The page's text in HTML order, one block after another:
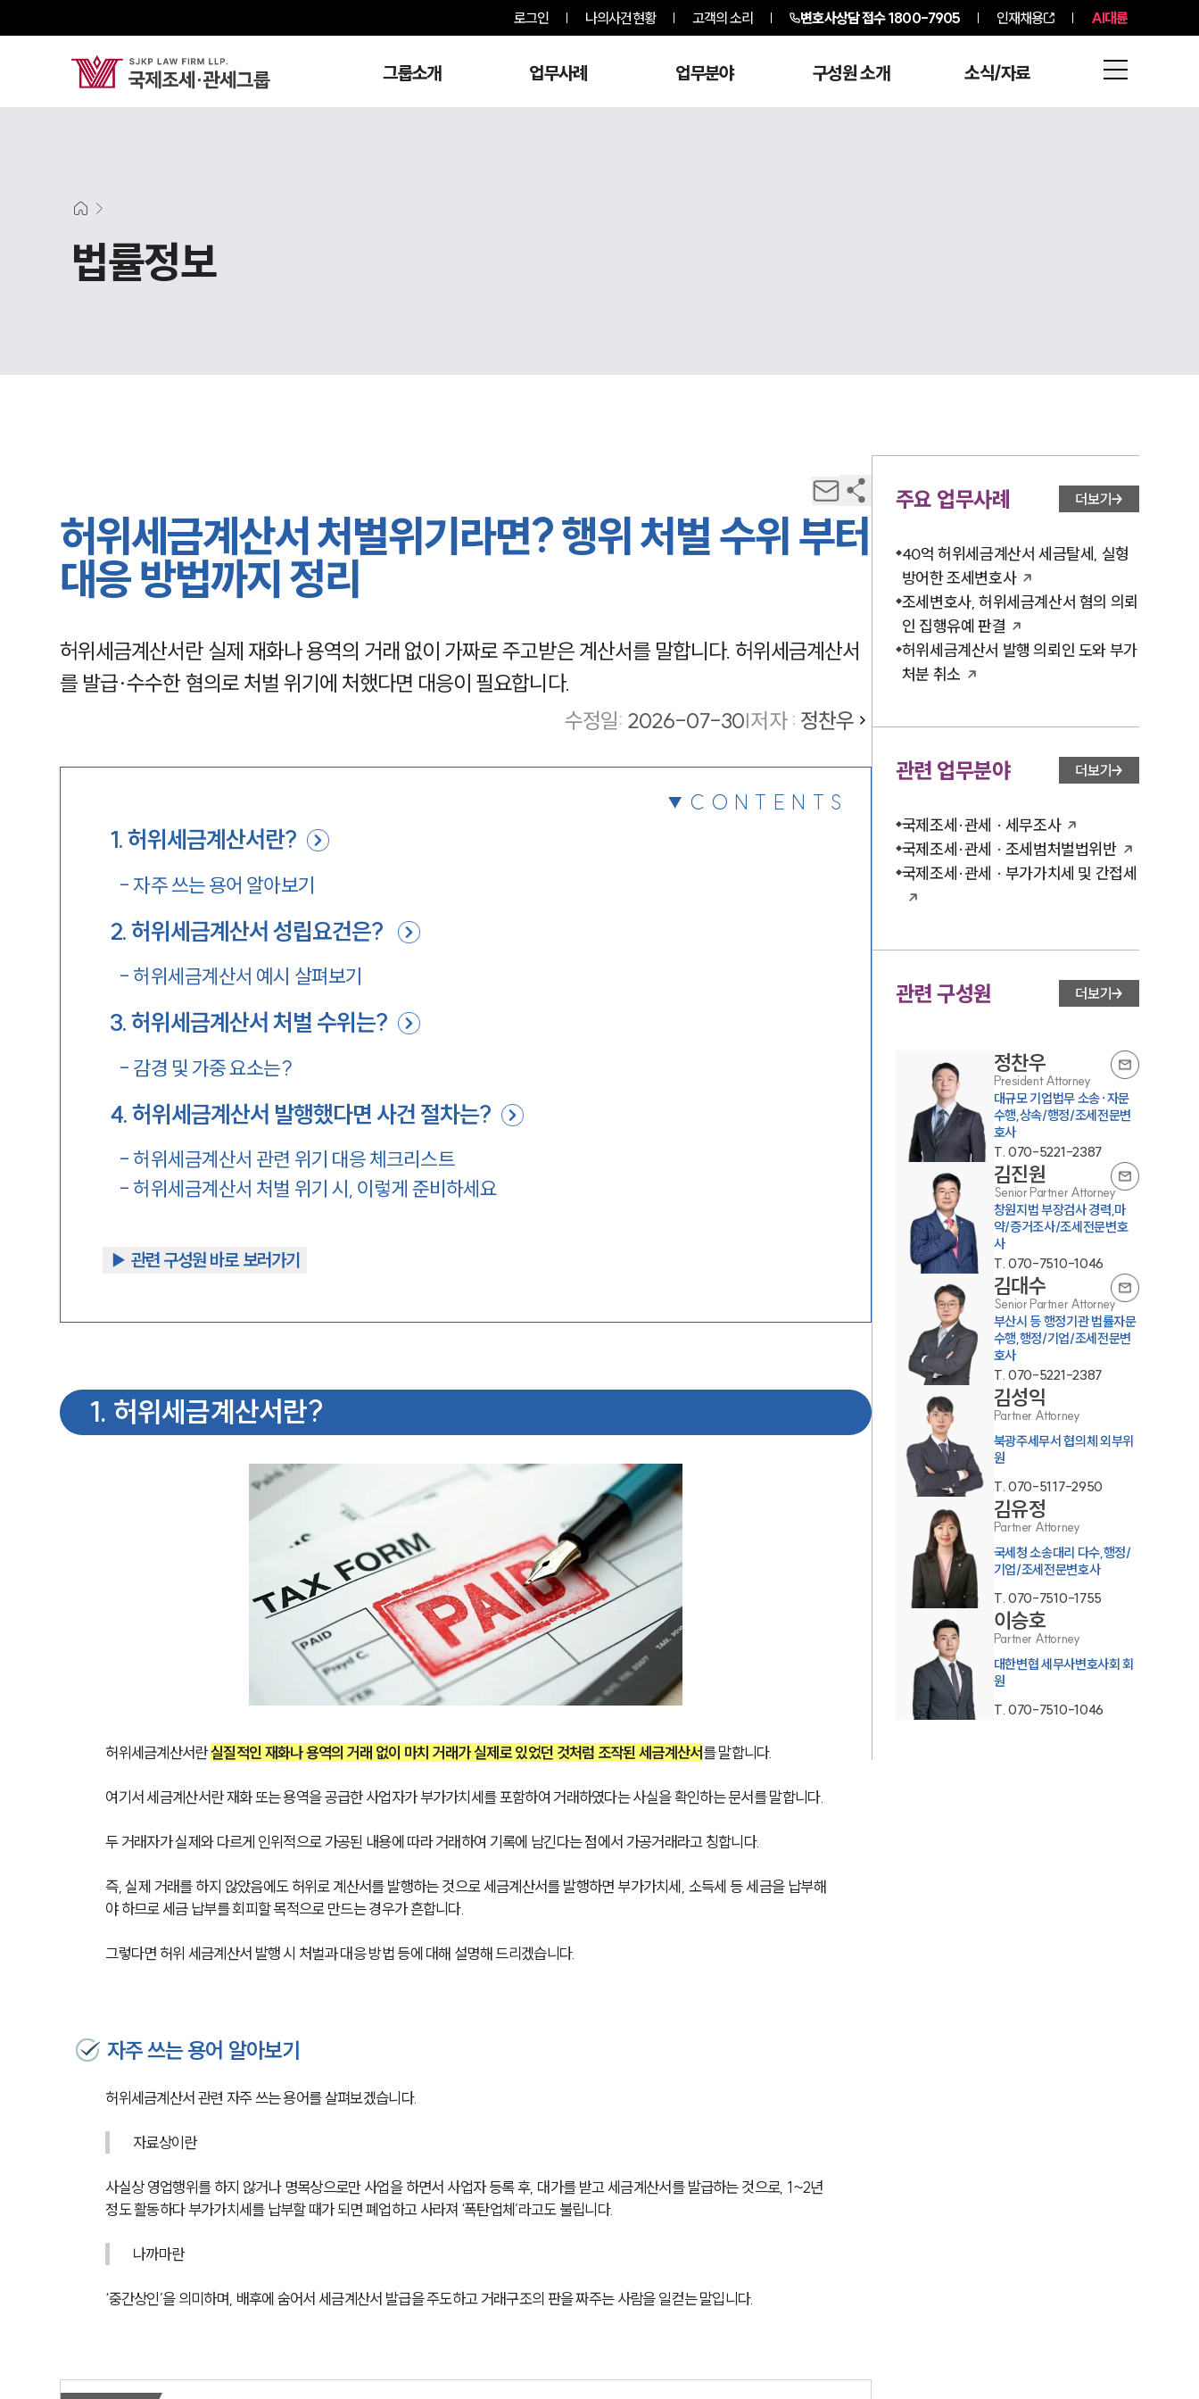
로그인 나의사건현황 고객의 소리 변호사상담 접수1800-7905 인재채용 AI대륜
그룹소개 업무사례 업무분야 구성원 소개 소식/자료
그룹소개
그룹소개
대륜의 강점
오시는 길
글로벌 파트너 로펌
고객의 소리
통합검색
AI대륜
업무사례
법률정보
허위세금계산서 처벌위기라면? 행위 처벌 수위 부터
대응 방법까지 정리
허위세금계산서란 실제 재화나 용역의 거래 없이 가짜로 주고받은 계산서를 말합니다. 허위세금계산서
를 발급·수수한 혐의로 처벌 위기에 처했다면 대응이 필요합니다.
수정일: 2026-07-30|저자 : 정찬우
CONTENTS
1.허위세금계산서란?
-자주 쓰는 용어 알아보기
2.허위세금계산서 성립요건은?
- 허위세금계산서 예시 살펴보기
3.허위세금계산서 처벌 수위는?
- 감경 및 가중 요소는?
4.허위세금계산서 발행했다면 사건 절차는?
- 허위세금계산서 관련 위기 대응 체크리스트
- 허위세금계산서 처벌 위기 시, 이렇게 준비하세요
▶︎ 관련 구성원 바로 보러가기
1. 허위세금계산서란?
허위세금계산서란 실질적인 재화나 용역의 거래 없이 마치 거래가 실제로 있었던 것처럼 조작된 세금계산서를 말합니다.
여기서 세금계산서란 재화 또는 용역을 공급한 사업자가 부가가치세를 포함하여 거래하였다는 사실을 확인하는 문서를 말합니다.
두 거래자가 실제와 다르게 인위적으로 가공된 내용에 따라 거래하여 기록에 남긴다는 점에서 가공거래라고 칭합니다.
즉, 실제 거래를 하지 않았음에도 허위로 계산서를 발행하는 것으로 세금계산서를 발행하면 부가가치세, 소득세 등 세금을 납부해
야 하므로 세금 납부를 회피할 목적으로 만드는 경우가 흔합니다.
그렇다면 허위 세금계산서 발행 시 처벌과 대응 방법 등에 대해 설명해 드리겠습니다.
자주 쓰는 용어 알아보기
허위세금계산서 관련 자주 쓰는 용어를 살펴보겠습니다.
자료상이란
사실상 영업행위를 하지 않거나 명목상으로만 사업을 하면서 사업자 등록 후, 대가를 받고 세금계산서를 발급하는 것으로, 1~2년
정도 활동하다 부가가치세를 납부할 때가 되면 폐업하고 사라져 ‘폭탄업체’라고도 불립니다.
나까마란
‘중간상인’을 의미하며, 배후에 숨어서 세금계산서 발급을 주도하고 거래구조의 판을 짜주는 사람을 일컫는 말입니다.
주요 업무사례 더보기
40억 허위세금계산서 세금탈세, 실형
방어한 조세변호사
조세변호사, 허위세금계산서 혐의 의뢰
인 집행유예 판결
허위세금계산서 발행 의뢰인 도와 부가
처분 취소
관련 업무분야 더보기
국제조세·관세 · 세무조사
국제조세·관세 · 조세범처벌법위반
국제조세·관세 · 부가가치세 및 간접세
관련 구성원 더보기
정찬우
President Attorney
대규모 기업법무 소송·자문
수행,상속/행정/조세전문변
호사
T. 070-5221-2387
김진원
Senior Partner Attorney
창원지법 부장검사 경력,마
약/증거조사/조세전문변호
사
T. 070-7510-1046
김대수
Senior Partner Attorney
부산시 등 행정기관 법률자문
수행,행정/기업/조세전문변
호사
T. 070-5221-2387
김성익
Partner Attorney
북광주세무서 협의체 외부위
원
T. 070-5117-2950
김유정
Partner Attorney
국세청 소송대리 다수,행정/
기업/조세전문변호사
T. 070-7510-1755
이승호
Partner Attorney
대한변협 세무사변호사회 회
원
T. 070-7510-1046